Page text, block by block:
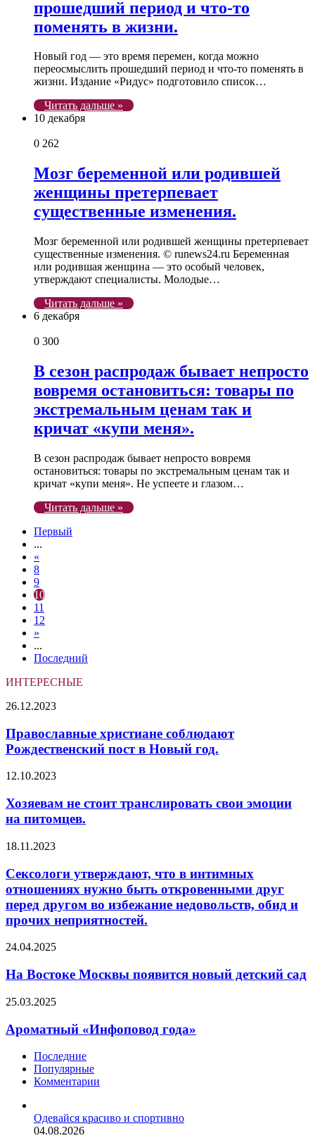
прошедший период и что-то
поменять в жизни.
Новый год — это время перемен, когда можно
переосмыслить прошедший период и что-то поменять в
жизни. Издание «Ридус» подготовило список…
Читать дальше »
10 декабря
0 262
Мозг беременной или родившей
женщины претерпевает
существенные изменения.
Мозг беременной или родившей женщины претерпевает
существенные изменения. © runews24.ru Беременная
или родившая женщина — это особый человек,
утверждают специалисты. Молодые…
Читать дальше »
6 декабря
0 300
В сезон распродаж бывает непросто
вовремя остановиться: товары по
экстремальным ценам так и
кричат «купи меня».
В сезон распродаж бывает непросто вовремя
остановиться: товары по экстремальным ценам так и
кричат «купи меня». Не успеете и глазом…
Читать дальше »
Первый
...
«
8
9
10
11
12
»
...
Последний
ИНТЕРЕСНЫЕ
Православные
соблюдают
Рождественский
пост
Новый
26.12.2023
Православные христиане соблюдают
Рождественский пост в Новый год.
Хозяевам
стоит
свои
на
12.10.2023
Хозяевам не стоит транслировать свои эмоции
на питомцев.
Сексологи
что
в
интимных
отношениях
нужно
откровенными
перед
во
недовольств,
обид
прочих
неприятностей.
18.11.2023
Сексологи утверждают, что в интимных
отношениях нужно быть откровенными друг
перед другом во избежание недовольств, обид и
прочих неприятностей.
На
Москвы
появится
новый
детский
сад
24.04.2025
На Востоке Москвы появится новый детский сад
Ароматный
года»
25.03.2025
Ароматный «Инфоповод года»
Последние
Популярные
Комментарии
Одевайся красиво и спортивно
04.08.2026